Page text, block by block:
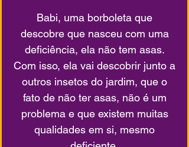
Babi, uma borboleta que
descobre que nasceu com uma
deficiência, ela não tem asas.
Com isso, ela vai descobrir junto a
outros insetos do jardim, que o
fato de não ter asas, não é um
problema e que existem muitas
qualidades em si, mesmo